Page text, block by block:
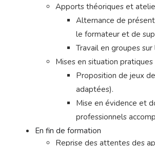
Apports théoriques et
Alternance de
le formateur et de
Travail en groupes
Mises en situation
Proposition de jeux
adaptées).
Mise en évidence et
professionnels
En fin de formation
Reprise des attentes des